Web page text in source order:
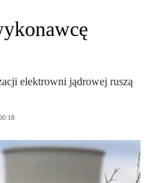
elektrowni jądrowej ruszą